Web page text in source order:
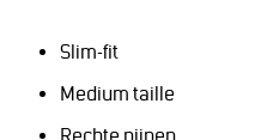
Slim-fit
Medium taille